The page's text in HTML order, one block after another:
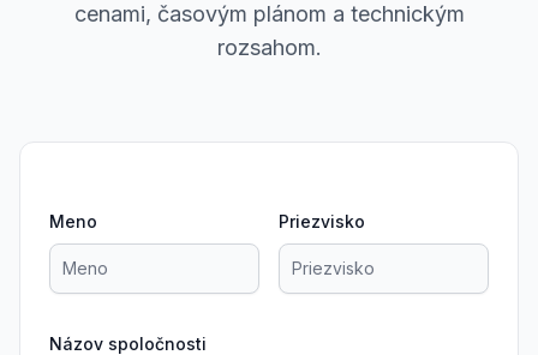
cenami, časovým plánom a technickým
rozsahom.
Meno Priezvisko
Názov spoločnosti